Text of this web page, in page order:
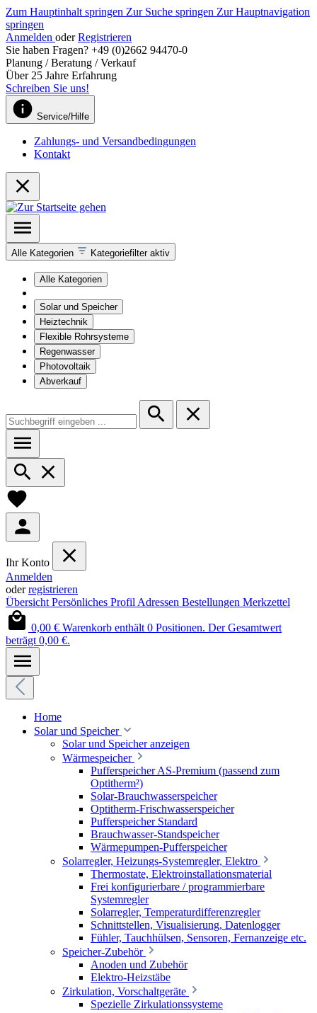
Zum Hauptinhalt springen Zur Suche springen Zur Hauptnavigation
springen
Anmelden oder Registrieren
Sie haben Fragen? +49 (0)2662 94470-0
Planung / Beratung / Verkauf
Über 25 Jahre Erfahrung
Schreiben Sie uns!
Service/Hilfe
Zahlungs- und Versandbedingungen
Kontakt
Alle Kategorien Kategoriefilter aktiv
Alle Kategorien
Solar und Speicher
Heiztechnik
Flexible Rohrsysteme
Regenwasser
Photovoltaik
Abverkauf
Ihr Konto
Anmelden
oderregistrieren
Übersicht Persönliches Profil Adressen Bestellungen Merkzettel
0,00 € Warenkorb enthält 0 Positionen. Der Gesamtwert
beträgt 0,00 €.
Home
Solar und Speicher
Solar und Speicher anzeigen
Wärmespeicher
Pufferspeicher AS-Premium (passend zum
Optitherm²)
Solar-Brauchwasserspeicher
Optitherm-Frischwasserspeicher
Pufferspeicher Standard
Brauchwasser-Standspeicher
Wärmepumpen-Pufferspeicher
Solarregler, Heizungs-Systemregler, Elektro
Thermostate, Elektroinstallationsmaterial
Frei konfigurierbare / programmierbare
Systemregler
Solarregler, Temperaturdifferenzregler
Schnittstellen, Visualisierung, Datenlogger
Fühler, Tauchhülsen, Sensoren, Fernanzeige etc.
Speicher-Zubehör
Anoden und Zubehör
Elektro-Heizstäbe
Zirkulation, Vorschaltgeräte
Spezielle Zirkulationssysteme